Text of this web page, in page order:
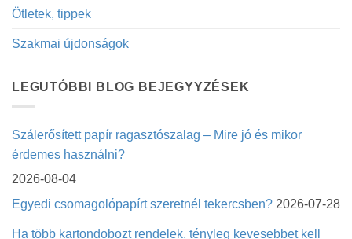
Ötletek, tippek
Szakmai újdonságok
LEGUTÓBBI BLOG BEJEGYYZÉSEK
Szálerősített papír ragasztószalag – Mire jó és mikor
érdemes használni?
2026-08-04
Egyedi csomagolópapírt szeretnél tekercsben? 2026-07-28
Ha több kartondobozt rendelek, tényleg kevesebbet kell